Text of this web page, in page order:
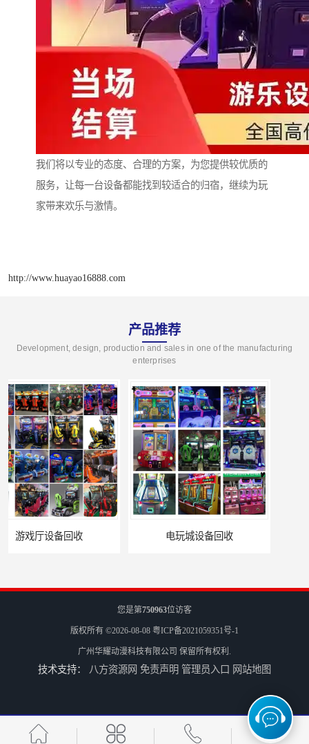
我们将以专业的态度、合理的方案，为您提供较优质的
服务，让每一台设备都能找到较适合的归宿，继续为玩
家带来欢乐与激情。
http://www.huayao16888.com
产品推荐
Development, design, production and sales in one of the manufacturing
enterprises
电玩城设备回收 全国二手游艺机上门回收公司
儿童机回收
您是第750963位访客
版权所有 ©2026-08-08 粤ICP备2021059351号-1
广州华耀动漫科技有限公司 保留所有权利.
技术支持： 八方资源网 免责声明 管理员入口 网站地图